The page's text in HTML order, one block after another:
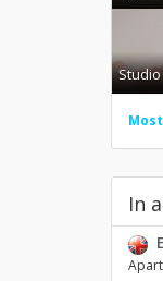
In